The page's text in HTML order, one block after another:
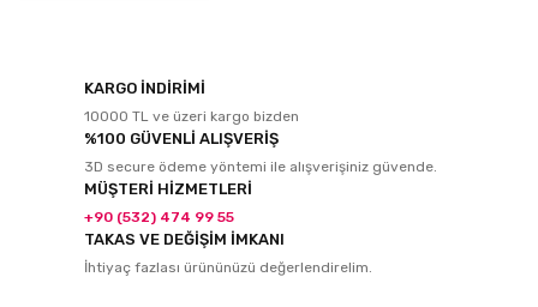
KARGO İNDİRİMİ
10000 TL ve üzeri kargo bizden
%100 GÜVENLİ ALIŞVERİŞ
3D secure ödeme yöntemi ile alışverişiniz güvende.
MÜŞTERİ HİZMETLERİ
+90 (532) 474 99 55
TAKAS VE DEĞİŞİM İMKANI
İhtiyaç fazlası ürününüzü değerlendirelim.